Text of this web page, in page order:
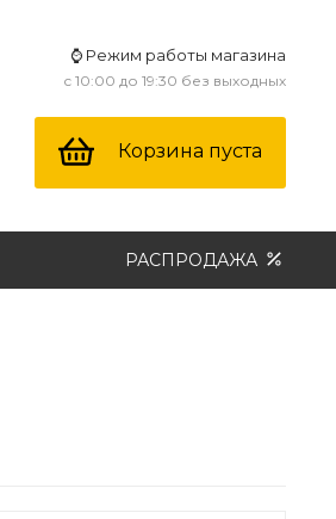
⌚ Режим работы магазина
с 10:00 до 19:30 без выходных
Корзина пуста
РАСПРОДАЖА